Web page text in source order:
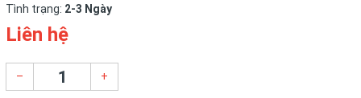
Tình trạng: 2-3 Ngày
Liên hệ
– +